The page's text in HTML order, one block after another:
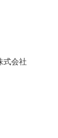
式会社